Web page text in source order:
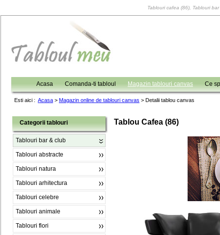
Tablouri cafea (86), Tablouri
Acasa Comanda-ti tabloul Magazin tablouri canvas Ce
Esti aici : Acasa > Magazin online de tablouri canvas > Detalii tablou canvas
Categorii tablouri
Tablouri bar & club
Tablouri abstracte
Tablouri natura
Tablouri arhitectura
Tablouri celebre
Tablouri animale
Tablouri flori
Tablou Cafea (86)